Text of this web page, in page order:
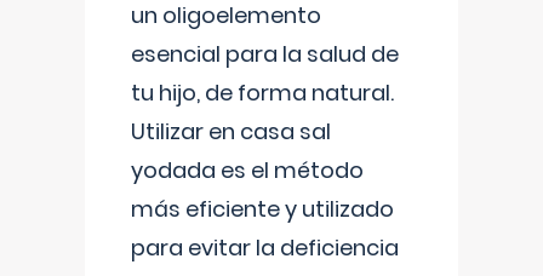
un oligoelemento
esencial para la salud de
tu hijo, de forma natural.
Utilizar en casa sal
yodada es el método
más eficiente y utilizado
para evitar la deficiencia